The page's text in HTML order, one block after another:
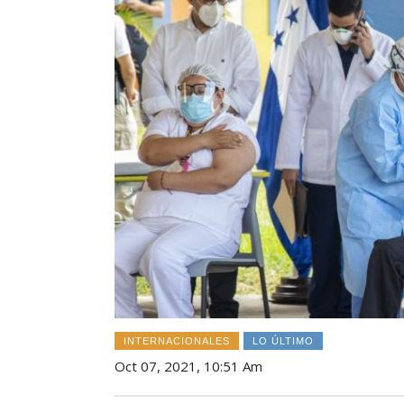
INTERNACIONALES LO ÚLTIMO
Oct 07, 2021, 10:51 Am